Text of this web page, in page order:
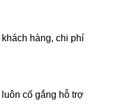
hàng, chi phí
cố gắng hỗ trợ